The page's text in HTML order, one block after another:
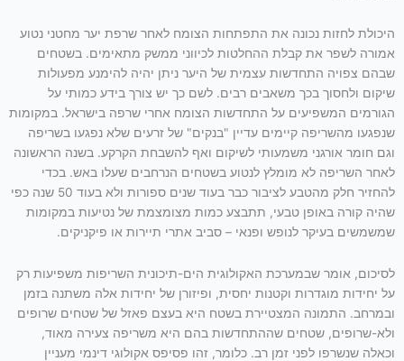
היכולת לחזות נכונה את התפתחות הצומח לאחר שרפת יער מחטני נטוע
אמורה לשפר את קבלת ההחלטות לכיווני ממשק מתאימים. בשטחים
שבהם צפויה התחדשות עצמית של היער ניתן יהיה להימנע מפעולות
שיקום ולחסוך בכך משאבים רבים. לשם כך יש צורך בידע כמותי על
הגורמים המשפיעים על התחדשות הצומח אחרי שרפה בישראל. במקומות
שנפגעו מהשריפה קיימים עדיין "בנקים" של זרעים שלא נפגעו בשריפה
וגם חומר אורגני משמעותי לשיקום ואף להשבחת הקרקע. בשנה הראשונה
לאחר השריפה לא מומלץ לנטוע בשטחים הנרחבים שעלו באש. בכדי
להחזיר חלק מהטבע לציבור כבר בעוד שנים ספורות ולא בעוד 50 שנה כפי
שהיה קורה באופן טבעי, תתבצע כמות מצומצמת של נטיעות במקומות
שמשמשים בעיקר לנופש ופנאי – סביב אתרי תיירות או פיקניקים.
לסיכום, אומר שבמערכת האקולוגית הים-תיכונית השריפות משפיעות רק
על יחידות מוגדרות וקטנות יחסית, ופיזורן של יחידות אלה משתנה בזמן
ובמרחב. התמונה המצטיירת בשטח היא בעצם פאזל של שטחים שרופים
ולא-שרופים, שטחים שההתחדשות בהם היא משריפה צעירה מאוד,
וכאלה שנשרפו לפני זמן רב. כלומר, זהו פסיפס אקולוגי דינמי מעניין